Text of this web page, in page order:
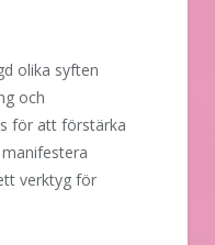
olika syften
och
för att förstärka
verktyg för